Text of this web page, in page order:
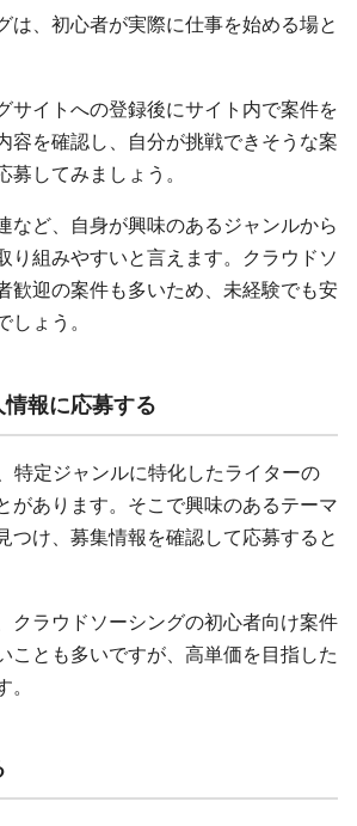
は、初心者が実際に仕事を始める場と
サイトへの登録後にサイト内で案件を
容を確認し、自分が挑戦できそうな案
募してみましょう。
など、自身が興味のあるジャンルから
り組みやすいと言えます。クラウドソ
歓迎の案件も多いため、未経験でも安
しょう。
報に応募する
特定ジャンルに特化したライターの
があります。そこで興味のあるテーマ
つけ、募集情報を確認して応募すると
クラウドソーシングの初心者向け案件
ことも多いですが、高単価を目指した
。